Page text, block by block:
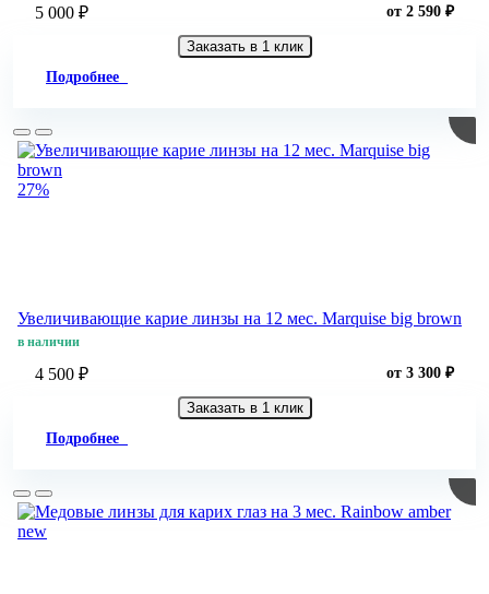
5 000 ₽ от 2 590 ₽
Заказать в 1 клик
Подробнее
27%
Увеличивающие карие линзы на 12 мес. Marquise big brown
в наличии
4 500 ₽ от 3 300 ₽
Заказать в 1 клик
Подробнее
new